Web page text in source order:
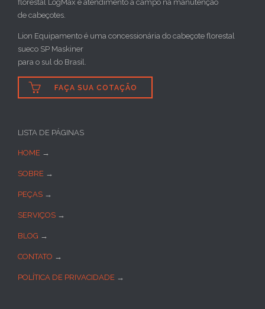
florestal LogMax e atendimento a campo na manutenção
de cabeçotes.
Lion Equipamento é uma concessionária do cabeçote florestal
sueco SP Maskiner
para o sul do Brasil.
 FAÇA SUA COTAÇÃO
LISTA DE PÁGINAS
HOME →
SOBRE →
PEÇAS →
SERVIÇOS →
BLOG →
CONTATO →
POLÍTICA DE PRIVACIDADE →